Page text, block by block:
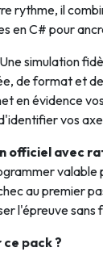
rythme, il
en C# pour
simulation
de format et
en évidence
vos
officiel avec
valable
au premier
l'épreuve sans
pack ?